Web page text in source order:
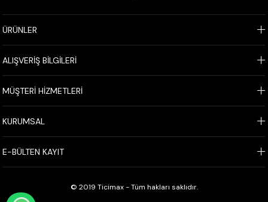
ÜRÜNLER
ALIŞVERİŞ BİLGİLERİ
MÜŞTERİ HİZMETLERİ
KURUMSAL
E-BÜLTEN KAYIT
© 2019 Ticimax - Tüm hakları saklıdır.